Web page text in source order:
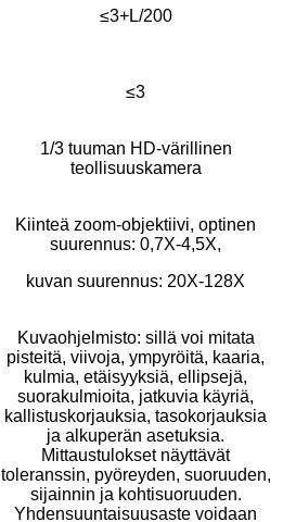
≤3+L/200
≤3
1/3 tuuman HD-värillinen
teollisuuskamera
Kiinteä zoom-objektiivi, optinen
suurennus: 0,7X-4,5X,
kuvan suurennus: 20X-128X
Kuvaohjelmisto: sillä voi mitata
pisteitä, viivoja, ympyröitä, kaaria,
kulmia, etäisyyksiä, ellipsejä,
suorakulmioita, jatkuvia käyriä,
kallistuskorjauksia, tasokorjauksia
ja alkuperän asetuksia.
Mittaustulokset näyttävät
toleranssin, pyöreyden, suoruuden,
sijainnin ja kohtisuoruuden.
Yhdensuuntaisuusaste voidaan